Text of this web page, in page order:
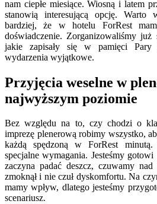
nam ciepłe miesiące. Wiosną i latem
stanowią interesującą opcję.
bardziej, że w hotelu ForRest
doświadczenie. Zorganizowaliśmy już
jakie zapisały się w pamięci
wydarzenia wyjątkowe.
Przyjęcia weselne w
najwyższym poziomie
Bez względu na to, czy chodzi o
imprezę plenerową robimy wszystko,
każdą spędzoną w ForRest
specjalne wymagania. Jesteśmy
zaczyna padać deszcz, czuwamy
zmoknął i nie czuł dyskomfortu. Na
mamy wpływ, dlatego jesteśmy
scenariusz.